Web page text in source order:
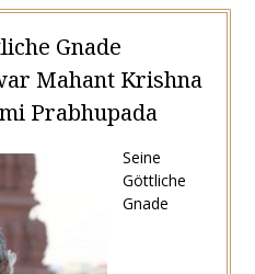
Gnade
Mahant Krishna
Prabhupada
Seine
Göttliche
Gnade